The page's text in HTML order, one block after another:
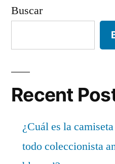
Buscar
Recent
¿Cuál es la
todo coleccionista